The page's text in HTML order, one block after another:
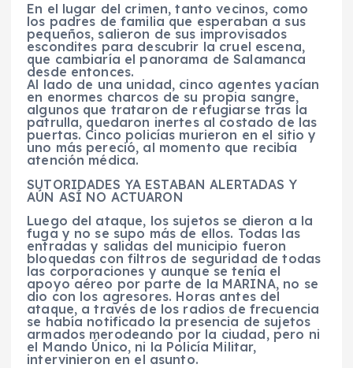
En el lugar del crimen, tanto vecinos, como
los padres de familia que esperaban a sus
pequeños, salieron de sus improvisados
escondites para descubrir la cruel escena,
que cambiaría el panorama de Salamanca
desde entonces.
Al lado de una unidad, cinco agentes yacían
en enormes charcos de su propia sangre,
algunos que trataron de refugiarse tras la
patrulla, quedaron inertes al costado de las
puertas. Cinco policías murieron en el sitio y
uno más pereció, al momento que recibía
atención médica.
SUTORIDADES YA ESTABAN ALERTADAS Y
AÚN ASÍ NO ACTUARON
Luego del ataque, los sujetos se dieron a la
fuga y no se supo más de ellos. Todas las
entradas y salidas del municipio fueron
bloquedas con filtros de seguridad de todas
las corporaciones y aunque se tenía el
apoyo aéreo por parte de la MARINA, no se
dio con los agresores. Horas antes del
ataque, a través de los radios de frecuencia
se había notificado la presencia de sujetos
armados merodeando por la ciudad, pero ni
el Mando Único, ni la Policía Militar,
intervinieron en el asunto.